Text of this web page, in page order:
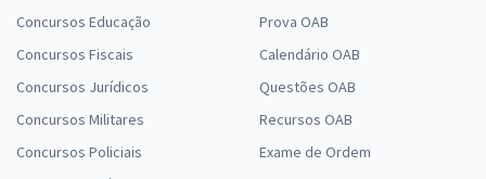
Concursos Educação
Concursos Fiscais
Concursos Jurídicos
Concursos Militares
Concursos Policiais
Prova OAB
Calendário OAB
Questões OAB
Recursos OAB
Exame de Ordem